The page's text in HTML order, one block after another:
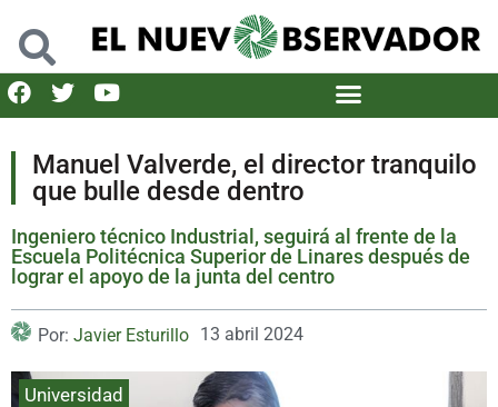
Manuel Valverde, el director tranquilo
que bulle desde dentro
Ingeniero técnico Industrial, seguirá al frente de la
Escuela Politécnica Superior de Linares después de
lograr el apoyo de la junta del centro
Por: Javier Esturillo 13 abril 2024
Universidad